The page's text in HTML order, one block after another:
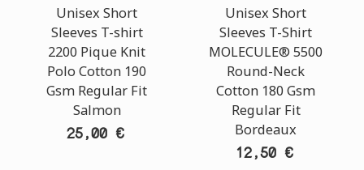
Unisex Short
Sleeves T-shirt
2200 Pique Knit
Polo Cotton 190
Gsm Regular Fit
Salmon
25,00 €
Unisex Short
Sleeves T-Shirt
MOLECULE® 5500
Round-Neck
Cotton 180 Gsm
Regular Fit
Bordeaux
12,50 €